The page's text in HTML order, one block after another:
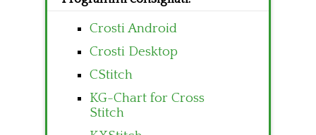
Crosti Android
Crosti Desktop
CStitch
KG-Chart for Cross
Stitch